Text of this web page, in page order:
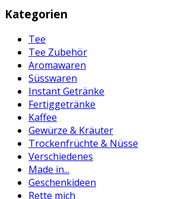
Kategorien
Tee
Tee Zubehör
Aromawaren
Süsswaren
Instant Getränke
Fertiggetränke
Kaffee
Gewürze & Kräuter
Trockenfrüchte & Nüsse
Verschiedenes
Made in...
Geschenkideen
Rette mich